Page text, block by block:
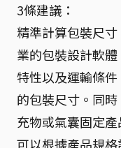
3條建議：
精準計算包裝尺
業的包裝設計軟
特性以及運輸條
的包裝尺寸。同
充物或氣囊固定
可以根據產品規